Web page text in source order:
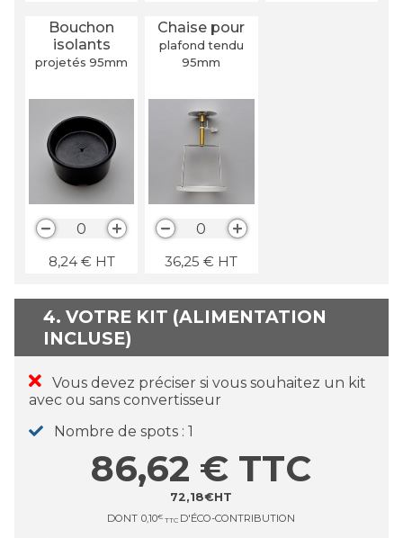
Bouchon
isolants
projetés 95mm
0
8,24 € HT
Chaise pour
plafond tendu
95mm
0
36,25 € HT
4. VOTRE KIT (ALIMENTATION
INCLUSE)
Vous devez préciser si vous souhaitez un kit
avec ou sans convertisseur
Nombre de spots 1
72,18€HT
86,62 € TTC
DONT 0,10€ TTC D'ÉCO-CONTRIBUTION